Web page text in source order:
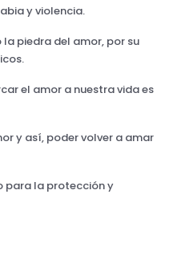
y violencia.
piedra del amor, por su
el amor a nuestra vida es
y así, poder volver a amar
para la protección y